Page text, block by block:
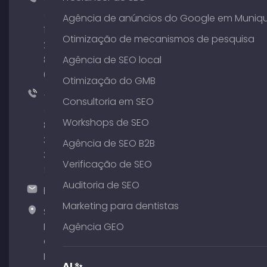
176
204
801
64
+49
89
380
375
hallo@timospecht.de
Specht
Marketing
GmbH –
Palais am
Agência de anúncios do Google em
Otimização de mecanismos de pesquisa
Agência de SEO local
Otimização do GMB
Consultoria em SEO
Workshops de SEO
Agência de SEO B2B
Verificação de SEO
Auditoria de SEO
Marketing para dentistas
Agência GEO